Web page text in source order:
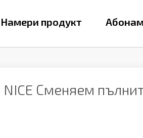
Намери продукт
NICE Сменяем